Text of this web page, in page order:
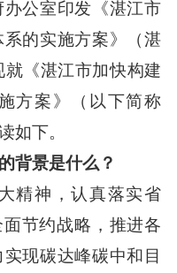
公室印发《湛江市
的实施方案》（湛
就《湛江市加快构建
方案》（以下简称
如下。
背景是什么？
神，认真落实省
面节约战略，推进各
现碳达峰碳中和目